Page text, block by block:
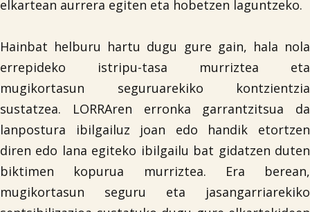
elkartean aurrera egiten eta hobetzen laguntzeko.
Hainbat helburu hartu dugu gure gain, hala nola
errepideko istripu-tasa murriztea eta
mugikortasun seguruarekiko kontzientzia
sustatzea. LORRAren erronka garrantzitsua da
lanpostura ibilgailuz joan edo handik etortzen
diren edo lana egiteko ibilgailu bat gidatzen duten
biktimen kopurua murriztea. Era berean,
mugikortasun seguru eta jasangarriarekiko